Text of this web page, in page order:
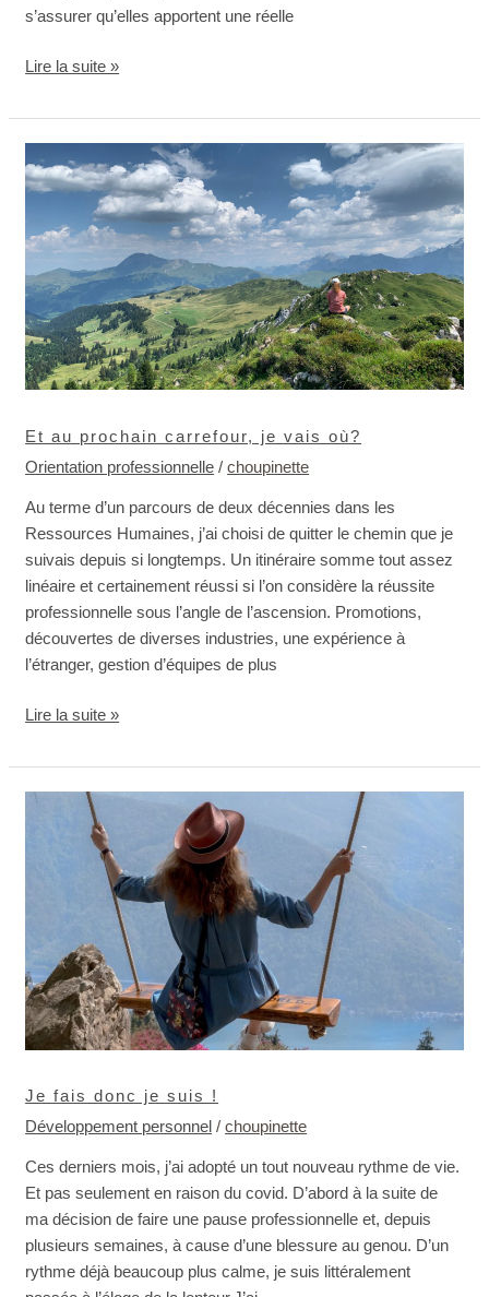
s’assurer qu’elles apportent une réelle
Lire la suite »
Et au prochain carrefour, je vais où?
Orientation professionnelle /choupinette
Au terme d’un parcours de deux décennies dans les
Ressources Humaines, j’ai choisi de quitter le chemin que je
suivais depuis si longtemps. Un itinéraire somme tout assez
linéaire et certainement réussi si l’on considère la réussite
professionnelle sous l’angle de l’ascension. Promotions,
découvertes de diverses industries, une expérience à
l’étranger, gestion d’équipes de plus
au
carrefour,
vais
où?
Lire la suite »
Je fais donc je suis !
Développement personnel /choupinette
Ces derniers mois, j’ai adopté un tout nouveau rythme de vie.
Et pas seulement en raison du covid. D’abord à la suite de
ma décision de faire une pause professionnelle et, depuis
plusieurs semaines, à cause d’une blessure au genou. D’un
rythme déjà beaucoup plus calme, je suis littéralement
Je